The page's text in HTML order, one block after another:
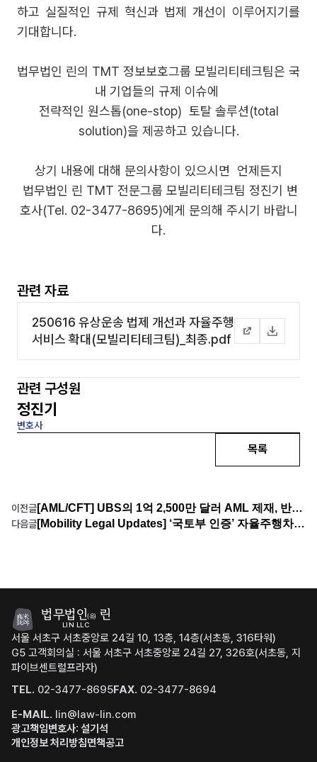
하고 실질적인 규제 혁신과 법제 개선이 이루어지기를
기대합니다.
법무법인 린의 TMT 정보보호그룹 모빌리티테크팀은 국
내 기업들의 규제 이슈에
전략적인 원스톱(one-stop) 토탈 솔루션(total
solution)을 제공하고 있습니다.
상기 내용에 대해 문의사항이 있으시면 언제든지
법무법인 린 TMT 전문그룹 모빌리티테크팀 정진기 변
호사(Tel. 02-3477-8695)에게 문의해 주시기 바랍니
다.
관련 자료
250616 유상운송 법제 개선과 자율주행
서비스 확대(모빌리티테크팀)_최종.pdf
관련 구성원
정진기
변호사
목록
이전글 [AML/CFT] UBS의 1억 2,500만 달러 AML 제재, 반복된 결함이 키운 책임
다음글 [Mobility Legal Updates] ‘국토부 인증’ 자율주행차 첫 사고 발생 외
법무법인(유) 린
LIN LLC
서울 서초구 서초중앙로 24길 10, 13층, 14층(서초동, 316타워)
G5 고객회의실 : 서울 서초구 서초중앙로 24길 27, 326호(서초동, 지
파이브센트럴프라자)
TEL. 02-3477-8695FAX. 02-3477-8694
E-MAIL. lin@law-lin.com
광고책임변호사: 설기석
개인정보 처리방침면책공고